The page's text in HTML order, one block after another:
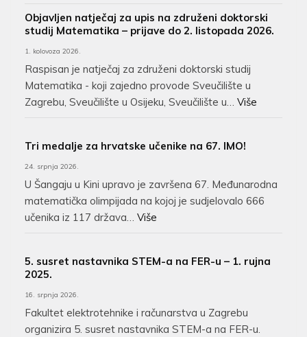
Objavljen natječaj za upis na združeni doktorski
studij Matematika – prijave do 2. listopada 2026.
1. kolovoza 2026.
Raspisan je natječaj za združeni doktorski studij
Matematika - koji zajedno provode Sveučilište u
Zagrebu, Sveučilište u Osijeku, Sveučilište u… Više
Tri medalje za hrvatske učenike na 67. IMO!
24. srpnja 2026.
U Šangaju u Kini upravo je završena 67. Međunarodna
matematička olimpijada na kojoj je sudjelovalo 666
učenika iz 117 država… Više
5. susret nastavnika STEM-a na FER-u – 1. rujna
2025.
16. srpnja 2026.
Fakultet elektrotehnike i računarstva u Zagrebu
organizira 5. susret nastavnika STEM-a na FER-u.